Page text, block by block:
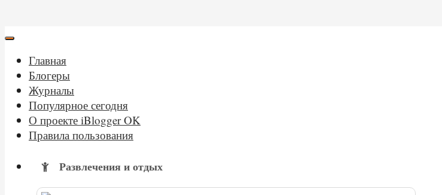
Главная
Блогеры
Журналы
Популярное сегодня
О проекте iBlogger OK
Правила пользования
Развлечения и отдых